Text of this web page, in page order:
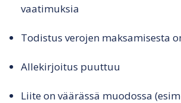
vaatimuksia
Todistus verojen maksamisesta
Allekirjoitus puuttuu
Liite on väärässä muodossa